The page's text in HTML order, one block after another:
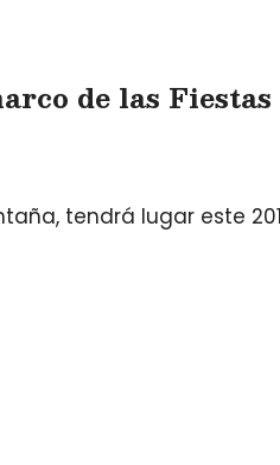
de las Fiestas
tendrá lugar este